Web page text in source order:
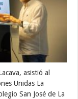
asistió al
Unidas La
San José de La